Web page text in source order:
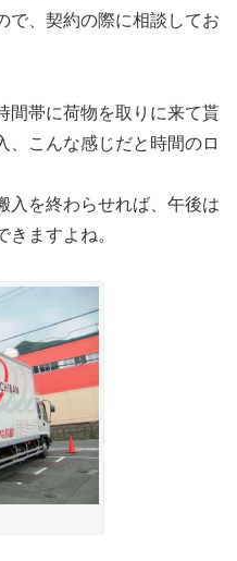
で、契約の際に相談してお
間帯に荷物を取りに来て貰
、こんな感じだと時間のロ
入を終わらせれば、午後は
ますよね。